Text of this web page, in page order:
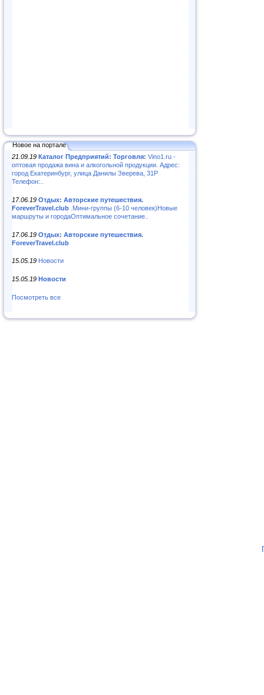
Новое на портале
21.09.19 Каталог Предприятий: Торговля: Vino1.ru -
оптовая продажа вина и алкогольной продукции. Адрес:
город Екатеринбург, улица Данилы Зверева, 31Р
Телефон:..
17.06.19 Отдых: Авторские путешествия.
ForeverTravel.club .Мини-группы (6-10 человек)Новые
маршруты и городаОптимальное сочетание..
17.06.19 Отдых: Авторские путешествия.
ForeverTravel.club
15.05.19 Новости
15.05.19 Новости
Посмотреть все